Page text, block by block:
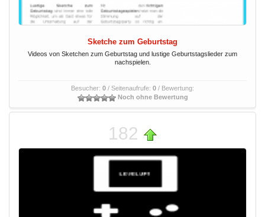
Sketche zum Geburtstag
Videos von Sketchen zum Geburtstag und lustige Geburtstagslieder zum
nachspielen.
Besucher: 0 / Seitenaufrufe: 0 / Bewertung:
Noch ohne Bewertung
182